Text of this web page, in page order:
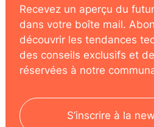
Recevez un aperçu du
dans votre boîte mail.
découvrir les tendances
des conseils exclusifs et
réservées à notre
S’inscrire à la